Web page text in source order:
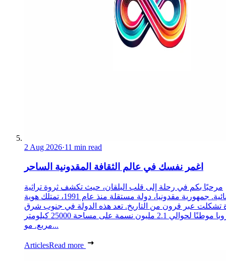
2 Aug 2026·11 min read
اغمر نفسك في عالم الثقافة المقدونية الساحر
مرحبًا بكم في رحلة إلى قلب البلقان، حيث تكشف ثروة تراثية
استثنائية. جمهورية مقدونيا، دولة مستقلة منذ عام 1991، تمتلك هوية
تشكلت عبر قرون من التاريخ. تعد هذه الدولة في جنوب شرق
أوروبا موطنًا لحوالي 2.1 مليون نسمة على مساحة 25000 كيلومتر
مربع. مو...
ArticlesRead more